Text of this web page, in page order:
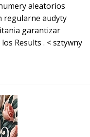
aleatorios
regularne audyty
garantizar
Results . < sztywny